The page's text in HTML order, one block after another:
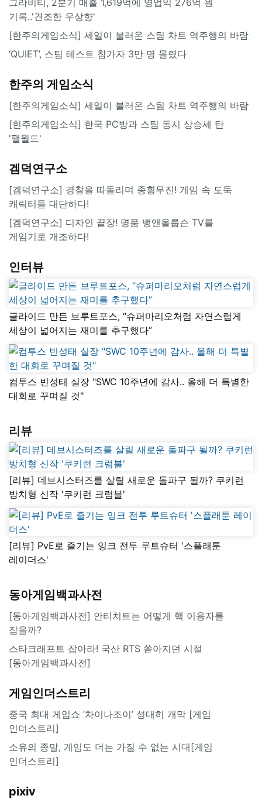
기록..'견조한 우상향'
[한주의게임소식] 세일이 불러온 스팀 차트 역주행의 바람
‘QUIET’, 스팀 테스트 참가자 3만 명 몰렸다
한주의 게임소식
[한주의게임소식] 세일이 불러온 스팀 차트 역주행의 바람
[힌주의게임소식] 한국 PC방과 스팀 동시 상승세 탄
'팰월드'
겜덕연구소
[겜덕연구소] 경찰을 따돌리며 종횡무진! 게임 속 도둑
캐릭터들 대단하다!
[겜덕연구소] 디자인 끝장! 명품 뱅앤올룹슨 TV를
게임기로 개조하다!
인터뷰
글라이드 만든 브루트포스, “슈퍼마리오처럼 자연스럽게
세상이 넓어지는 재미를 추구했다”
컴투스 빈성태 실장 "SWC 10주년에 감사.. 올해 더 특별한
대회로 꾸며질 것"
리뷰
[리뷰] 데브시스터즈를 살릴 새로운 돌파구 될까? 쿠키런
방치형 신작 '쿠키런 크럼블'
[리뷰] PvE로 즐기는 잉크 전투 루트슈터 '스플래툰
레이더스'
동아게임백과사전
[동아게임백과사전] 안티치트는 어떻게 핵 이용자를
잡을까?
스타크래프트 잡아라! 국산 RTS 쏟아지던 시절
[동아게임백과사전]
게임인더스트리
중국 최대 게임쇼 ‘차이나조이’ 성대히 개막 [게임
인더스트리]
소유의 종말, 게임도 더는 가질 수 없는 시대[게임
인더스트리]
pixiv